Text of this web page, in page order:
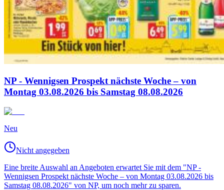
NP - Wennigsen Prospekt nächste Woche – von
Montag 03.08.2026 bis Samstag 08.08.2026
Neu
Nicht angegeben
Eine breite Auswahl an Angeboten erwartet Sie mit dem "NP -
Wennigsen Prospekt nächste Woche – von Montag 03.08.2026 bis
Samstag 08.08.2026" von NP, um noch mehr zu sparen.